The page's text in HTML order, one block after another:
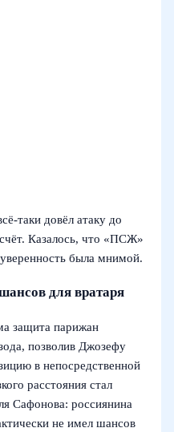
таки довёл атаку до
Казалось, что «ПСЖ»
была мнимой.
для вратаря
защита парижан
позволив Джозефу
в непосредственной
расстояния стал
Сафонова: россиянина
не имел шансов